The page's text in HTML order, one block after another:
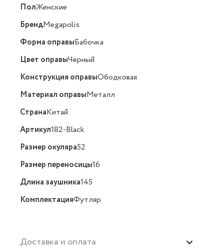
ПолЖенские
БрендMegapolis
Форма оправыБабочка
Цвет оправыЧёрный
Конструкция оправыОбодковая
Материал оправыМеталл
СтранаКитай
Артикул182-Black
Размер окуляра52
Размер переносицы16
Длина заушника145
КомплектацияФутляр
Доставка и оплата